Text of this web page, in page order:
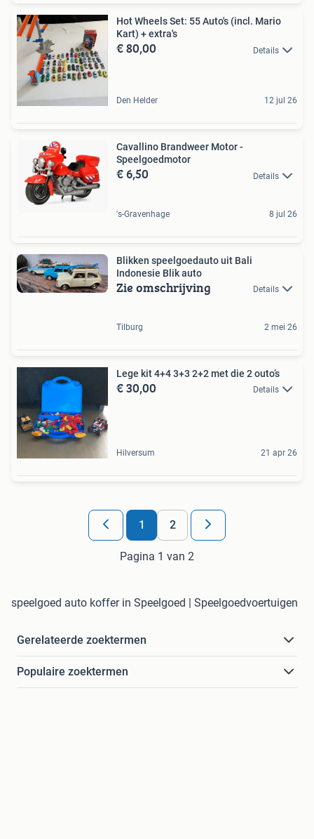
Hot Wheels Set: 55 Auto's (incl. Mario
Kart) + extra's
€ 80,00 Details
Den Helder 12 jul 26
Cavallino Brandweer Motor -
Speelgoedmotor
€ 6,50 Details
's-Gravenhage 8 jul 26
Blikken speelgoedauto uit Bali
Indonesie Blik auto
Zie omschrijving Details
Tilburg 2 mei 26
Lege kit 4+4 3+3 2+2 met die 2 outo’s
€ 30,00 Details
Hilversum 21 apr 26
1 2
Pagina 1 van 2
speelgoed auto koffer in Speelgoed | Speelgoedvoertuigen
Gerelateerde zoektermen
Populaire zoektermen